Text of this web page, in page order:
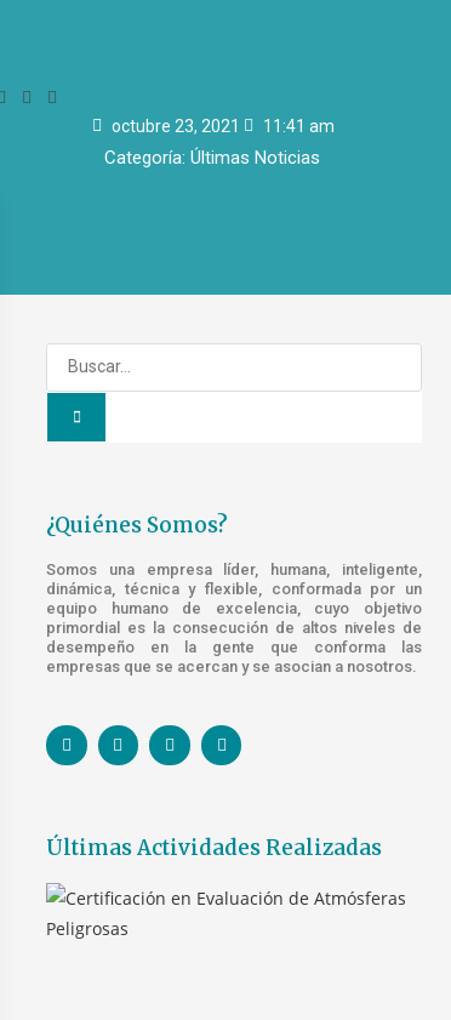
octubre 23, 2021 11:41 am
Categoría: Últimas Noticias
¿Quiénes Somos?
Somos una empresa líder, humana, inteligente,
dinámica, técnica y flexible, conformada por un
equipo humano de excelencia, cuyo objetivo
primordial es la consecución de altos niveles de
desempeño en la gente que conforma las
empresas que se acercan y se asocian a nosotros.
Últimas Actividades Realizadas